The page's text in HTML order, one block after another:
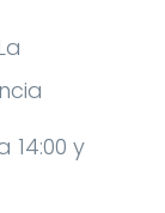
14:00 y